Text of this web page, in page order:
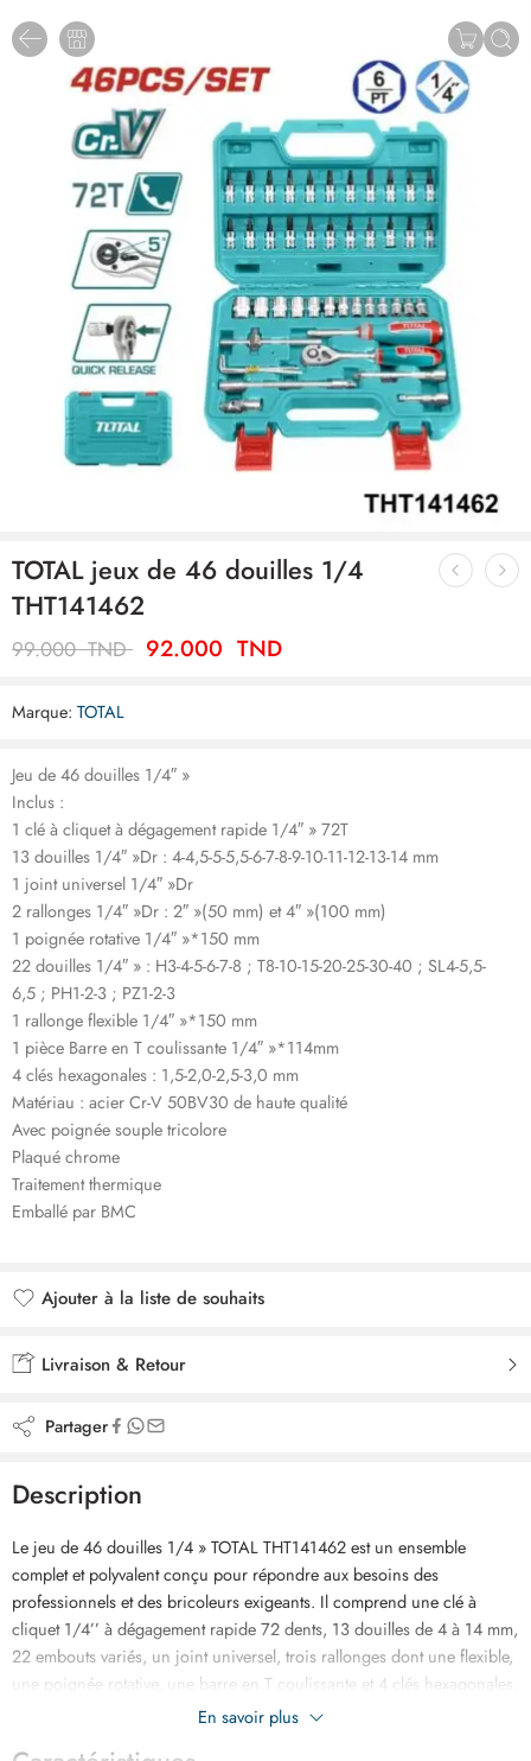
TOTAL jeux de 46 douilles 1/4
THT141462
99.000TND 92.000 TND
Marque: TOTAL
Jeu de 46 douilles 1/4″ »
Inclus :
1 clé à cliquet à dégagement rapide 1/4″ » 72T
13 douilles 1/4″ »Dr : 4-4,5-5-5,5-6-7-8-9-10-11-12-13-14 mm
1 joint universel 1/4″ »Dr
2 rallonges 1/4″ »Dr : 2″ »(50 mm) et 4″ »(100 mm)
1 poignée rotative 1/4″ »*150 mm
22 douilles 1/4″ » : H3-4-5-6-7-8 ; T8-10-15-20-25-30-40 ; SL4-5,5-
6,5 ; PH1-2-3 ; PZ1-2-3
1 rallonge flexible 1/4″ »*150 mm
1 pièce Barre en T coulissante 1/4″ »*114mm
4 clés hexagonales : 1,5-2,0-2,5-3,0 mm
Matériau : acier Cr-V 50BV30 de haute qualité
Avec poignée souple tricolore
Plaqué chrome
Traitement thermique
Emballé par BMC
Ajouter à la liste de souhaits
Livraison & Retour
Partager
Description
Le jeu de 46 douilles 1/4 » TOTAL THT141462 est un ensemble
complet et polyvalent conçu pour répondre aux besoins des
professionnels et des bricoleurs exigeants. Il comprend une clé à
cliquet 1/4’’ à dégagement rapide 72 dents, 13 douilles de 4 à 14 mm,
22 embouts variés, un joint universel, trois rallonges dont une flexible,
une poignée rotative, une barre en T coulissante et 4 clés hexagonales.
Fabriqué en acier Cr-V 50BV30 robuste, plaqué chrome et traité
En savoir plus